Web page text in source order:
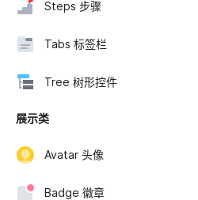
Steps 步骤
Tabs 标签栏
Tree 树形控件
展示类
Avatar 头像
Badge 徽章